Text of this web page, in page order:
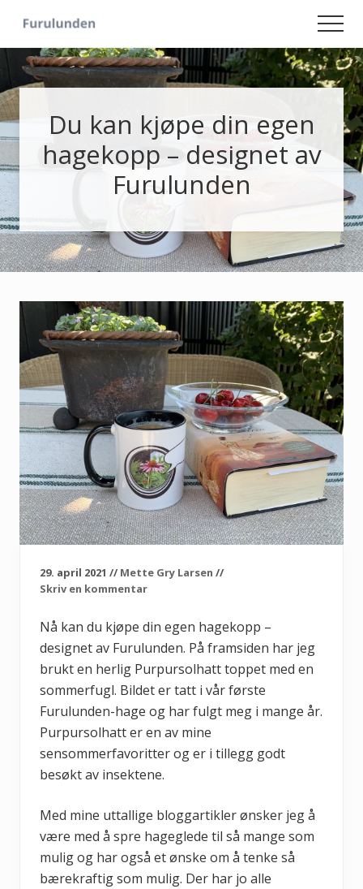
main
content
primary
sidebar
Hageliv
-
Lise
for
sjelen
Du kan kjøpe din egen
hagekopp – designet av
Furulunden
29. april 2021 // Mette Gry Larsen //
Skriv en kommentar
Nå kan du kjøpe din egen hagekopp –
designet av Furulunden. På framsiden har jeg
brukt en herlig Purpursolhatt toppet med en
sommerfugl. Bildet er tatt i vår første
Furulunden-hage og har fulgt meg i mange år.
Purpursolhatt er en av mine
sensommerfavoritter og er i tillegg godt
besøkt av insektene.
Med mine uttallige bloggartikler ønsker jeg å
være med å spre hageglede til så mange som
mulig og har også et ønske om å tenke så
bærekraftig som mulig. Der har jo alle